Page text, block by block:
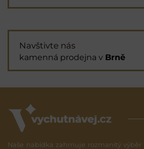
Navštivte nás
kamenná prodejna v Brně
Naše nabídka zahrnuje rozmanitý výběr